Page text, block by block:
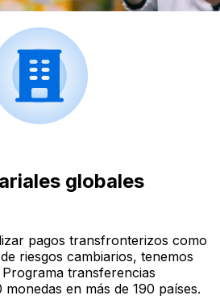
globales
pagos transfronterizos como
riesgos cambiarios, tenemos
transferencias
en más de 190 países.